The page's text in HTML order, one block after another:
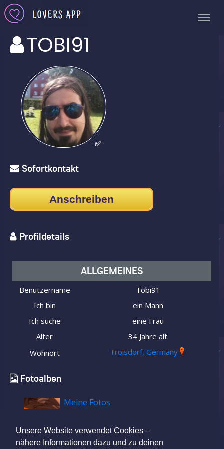
Unsere Website verwendet Cookies –
nähere Informationen dazu und zu deinen
TOBI91
✅
Sofortkontakt
Anschreiben
Profildetails
ALLGEMEINES
Benutzername
Tobi91
Ich bin
ein Mann
Ich suche
eine Frau
Alter
34 Jahre alt
Wohnort
Troisdorf, Germany
Fotoalben
Meine Fotos